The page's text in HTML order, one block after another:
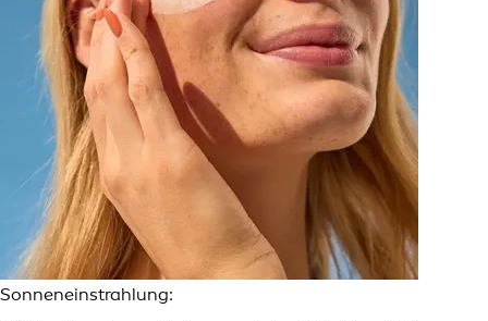
Sonneneinstrahlung: